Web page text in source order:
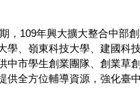
，109年興大擴大整合中部
學、嶺東科技大學、建國
中市學生創業團隊、創業
全方位輔導資源，強化臺